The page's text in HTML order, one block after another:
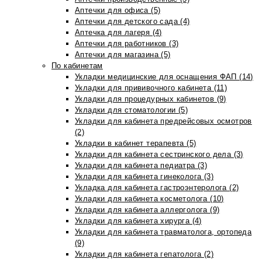
Аптечки для офиса (5)
Аптечки для детского сада (4)
Аптечка для лагеря (4)
Аптечки для работников (3)
Аптечки для магазина (5)
По кабинетам
Укладки медицинские для оснащения ФАП (14)
Укладки для прививочного кабинета (11)
Укладки для процедурных кабинетов (9)
Укладки для стоматологии (5)
Укладки для кабинета предрейсовых осмотров
(2)
Укладки в кабинет терапевта (5)
Укладки для кабинета сестринского дела (3)
Укладки для кабинета педиатра (3)
Укладки для кабинета гинеколога (3)
Укладка для кабинета гастроэнтеролога (2)
Укладки для кабинета косметолога (10)
Укладки для кабинета аллерголога (9)
Укладки для кабинета хирурга (4)
Укладки для кабинета травматолога, ортопеда
(9)
Укладки для кабинета гепатолога (2)